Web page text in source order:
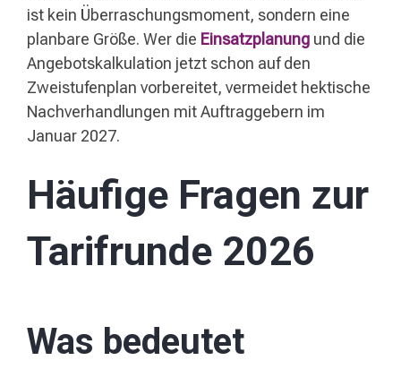
ist kein Überraschungsmoment, sondern eine
planbare Größe. Wer die Einsatzplanung und die
Angebotskalkulation jetzt schon auf den
Zweistufenplan vorbereitet, vermeidet hektische
Nachverhandlungen mit Auftraggebern im
Januar 2027.
Häufige Fragen zur
Tarifrunde 2026
Was bedeutet